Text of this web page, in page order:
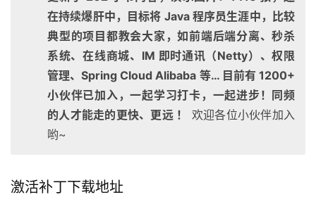
在持续爆肝中，目标将 Java 程序员生涯中，比较
典型的项目都教会大家，如前端后端分离、秒杀
系统、在线商城、IM 即时通讯（Netty）、权限
管理、Spring Cloud Alibaba 等… 目前有 1200+
小伙伴已加入，一起学习打卡，一起进步！同频
的人才能走的更快、更远 ！
欢迎各位小伙伴加入
哟~
激活补丁下载地址